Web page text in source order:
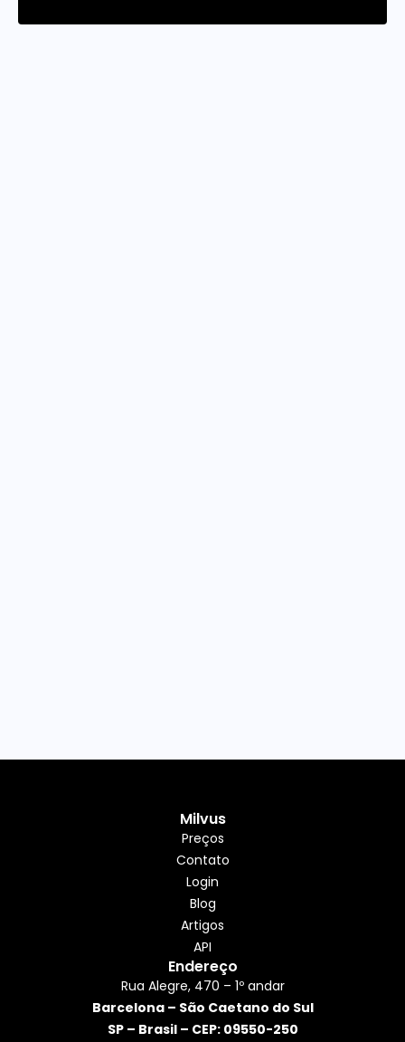
Milvus
Preços
Contato
Login
Blog
Artigos
API
Endereço
Rua Alegre, 470 – 1º andar
Barcelona – São Caetano do Sul
SP – Brasil – CEP: 09550-250